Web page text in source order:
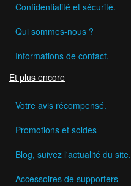
Confidentialité et sécurité.
Qui sommes-nous ?
Informations de contact.
Et plus encore
Votre avis récompensé.
Promotions et soldes
Blog, suivez l'actualité du site.
Accessoires de supporters